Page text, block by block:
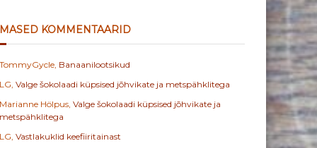
KOMMENTAARID
TommyGycle, Banaanilootsikud
LG, Valge šokolaadi küpsised jõhvikate ja metspähklitega
Marianne Hölpus, Valge šokolaadi küpsised jõhvikate ja
metspähklitega
LG, Vastlakuklid keefiiritainast